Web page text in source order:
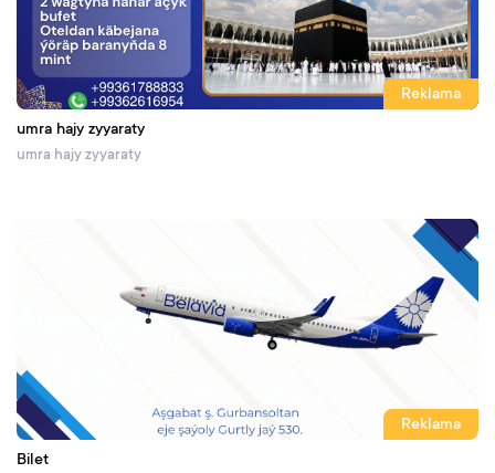
Reklama
umra hajy zyyaraty
umra hajy zyyaraty
Reklama
Bilet